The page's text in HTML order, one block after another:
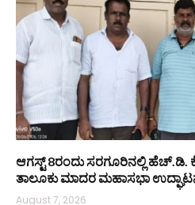
ಆಗಸ್ಟ್ 8ರಂದು ಸರಗೂರಿನಲ್ಲಿ
ತಾಲೂಕು ಮಾದರ ಮಹಾಸಭಾ ಉದ್ಘಾಟನೆ
August 7, 2026